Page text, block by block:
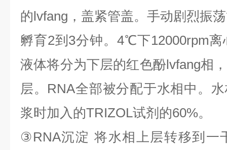
的lvfang ，盖紧管盖。手动剧烈振
孵育2到 3分钟。 4℃下12000rpm离
液体将分为下层的红色酚lvfang相
层。 RNA全部被分配于水相中。
浆时加入的TRIZOL试剂的60%。
③RNA沉淀 将水相上层转移到一